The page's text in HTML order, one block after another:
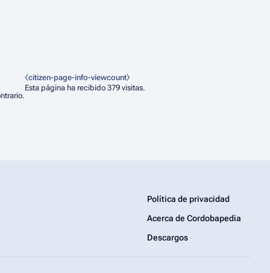
⧼citizen-page-info-viewcount⧽
Esta página ha recibido 379 visitas.
Política de privacidad
Acerca de Cordobapedia
Descargos